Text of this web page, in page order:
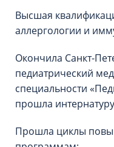
Высшая
аллергологии и
Окончила Санкт-
педиатрический
специальности
прошла
Прошла циклы